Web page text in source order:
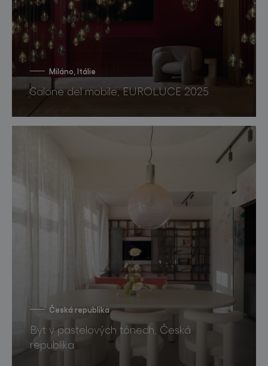
Miláno, Itálie
Salone del mobile, EUROLUCE 2025
Česká republika
Byt v pastelových tónech, Česká
republika